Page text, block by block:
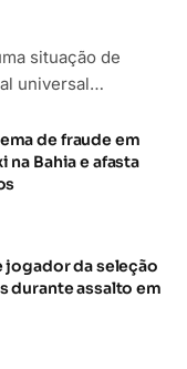
situação de
universal…
de fraude em
Bahia e afasta
jogador da seleção
durante assalto em